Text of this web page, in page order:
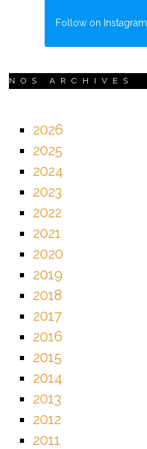
Follow on Instagram
NOS ARCHIVES
2026
2025
2024
2023
2022
2021
2020
2019
2018
2017
2016
2015
2014
2013
2012
2011